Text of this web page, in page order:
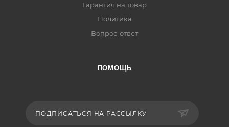
Гарантия на товар
Политика
Вопрос-ответ
ПОМОЩЬ
ПОДПИСАТЬСЯ НА РАССЫЛКУ